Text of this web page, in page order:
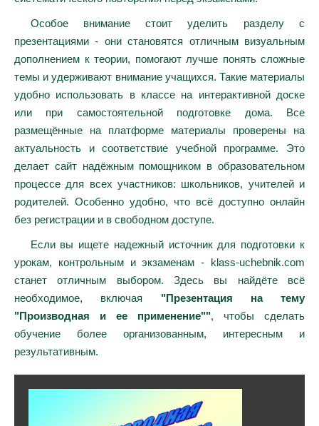
Особое внимание стоит уделить разделу с
презентациями - они становятся отличным визуальным
дополнением к теории, помогают лучше понять сложные
темы и удерживают внимание учащихся. Такие материалы
удобно использовать в классе на интерактивной доске
или при самостоятельной подготовке дома. Все
размещённые на платформе материалы проверены на
актуальность и соответствие учебной программе. Это
делает сайт надёжным помощником в образовательном
процессе для всех участников: школьников, учителей и
родителей. Особенно удобно, что всё доступно онлайн
без регистрации и в свободном доступе.
Если вы ищете надежный источник для подготовки к
урокам, контрольным и экзаменам - klass-uchebnik.com
станет отличным выбором. Здесь вы найдёте всё
необходимое, включая "Презентация на тему
"Производная и ее применение"", чтобы сделать
обучение более организованным, интересным и
результативным.